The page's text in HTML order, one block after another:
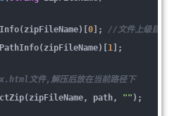
0 ]; //文件上级目录
1 ];
文件,解压后放在当前路径下
path, "" );